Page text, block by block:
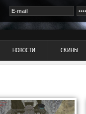
НОВОСТИ СКИНЫ